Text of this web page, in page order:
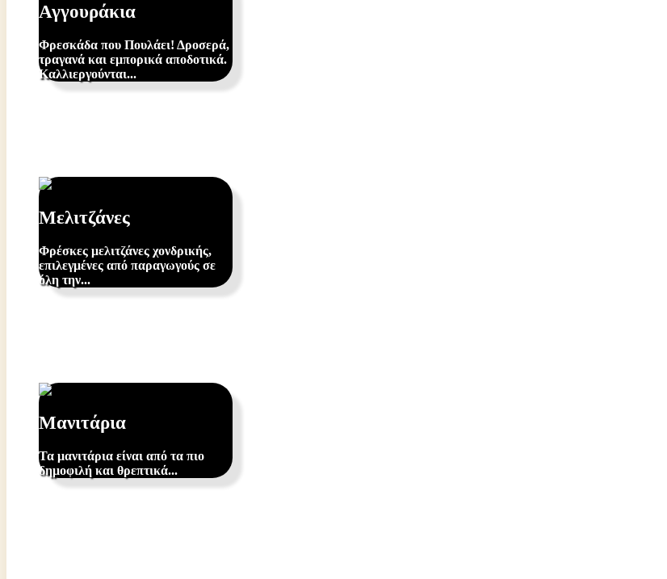
Αγγουράκια
Φρεσκάδα που Πουλάει! Δροσερά,
τραγανά και εμπορικά αποδοτικά.
Καλλιεργούνται...
Μελιτζάνες
Φρέσκες μελιτζάνες χονδρικής,
επιλεγμένες από παραγωγούς σε
όλη την...
Μανιτάρια
Τα μανιτάρια είναι από τα πιο
δημοφιλή και θρεπτικά...